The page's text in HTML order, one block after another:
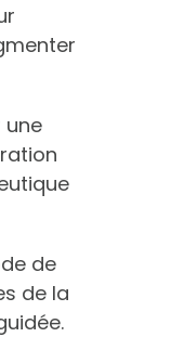
une
de
de la